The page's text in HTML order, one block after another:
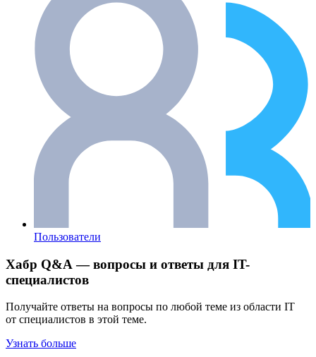
Пользователи
Хабр Q&A — вопросы и ответы для IT-
специалистов
Получайте ответы на вопросы по любой теме из области IT
от специалистов в этой теме.
Узнать больше